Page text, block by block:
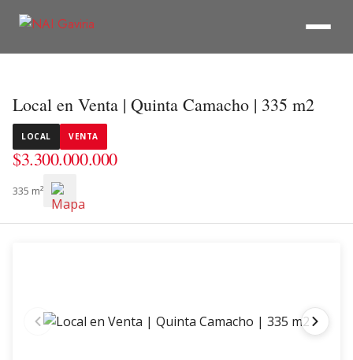
Local en Venta | Quinta Camacho | 335 m2
LOCAL VENTA
$3.300.000.000
335 m²